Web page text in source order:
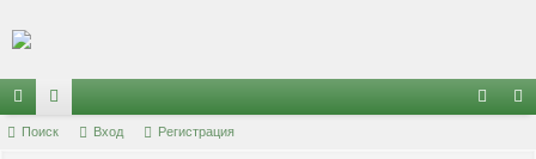
Регистрация
с ор
Поиск Вход Регистрация